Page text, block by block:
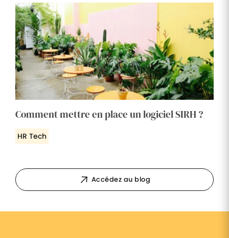
Comment mettre en place un logiciel SIRH ?
HR Tech
Accédez au blog